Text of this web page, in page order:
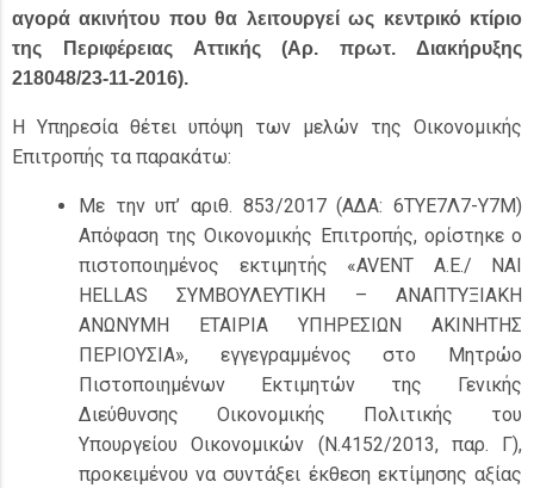
αγορά ακινήτου που θα λειτουργεί ως κεντρικό κτίριο
της Περιφέρειας Αττικής (Αρ. πρωτ. Διακήρυξης
218048/23-11-2016).
Η Υπηρεσία θέτει υπόψη των μελών της Οικονομικής
Επιτροπής τα παρακάτω:
Με την υπ’ αριθ. 853/2017 (ΑΔΑ: 6ΤΥΕ7Λ7-Υ7Μ)
Απόφαση της Οικονομικής Επιτροπής, ορίστηκε ο
πιστοποιημένος εκτιμητής «AVENT Α.Ε./ ΝΑΙ
HELLAS ΣΥΜΒΟΥΛΕΥΤΙΚΗ – ΑΝΑΠΤΥΞΙΑΚΗ
ΑΝΩΝΥΜΗ ΕΤΑΙΡΙΑ ΥΠΗΡΕΣΙΩΝ ΑΚΙΝΗΤΗΣ
ΠΕΡΙΟΥΣΙΑ», εγγεγραμμένος στο Μητρώο
Πιστοποιημένων Εκτιμητών της Γενικής
Διεύθυνσης Οικονομικής Πολιτικής του
Υπουργείου Οικονομικών (Ν.4152/2013, παρ. Γ),
προκειμένου να συντάξει έκθεση εκτίμησης αξίας